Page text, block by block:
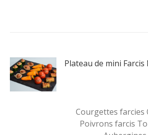
Plateau de mini Farcis
Courgettes farcies
Poivrons farcis